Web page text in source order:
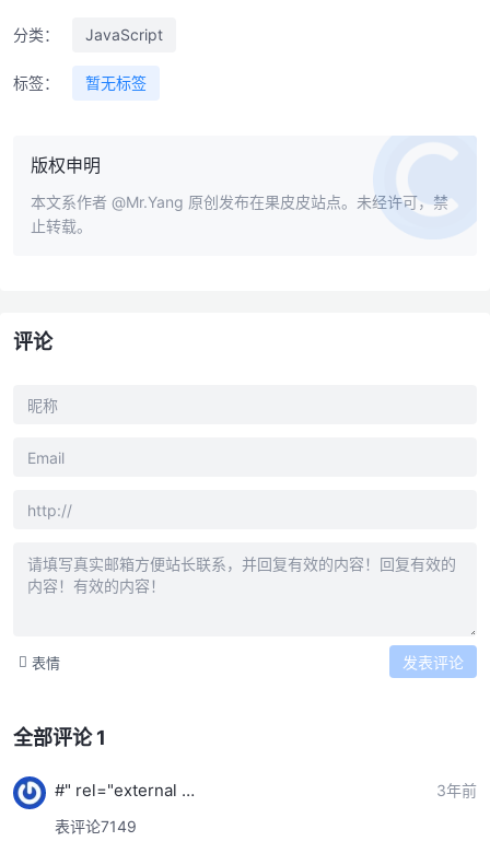
分类： JavaScript
标签： 暂无标签
版权申明
本文系作者 @Mr.Yang 原创发布在果皮皮站点。未经许可，禁
止转载。
评论
表情 发表评论
全部评论 1
#" rel="external nofollow">知名7149
3年前
表评论7149